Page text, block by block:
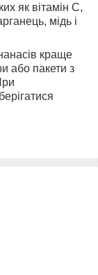
як вітамін С,
мідь і
краще
або пакети з